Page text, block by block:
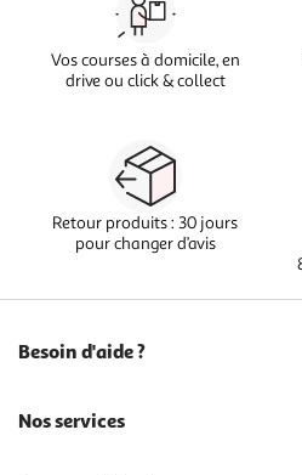
Vos courses à domicile, en
drive ou click & collect
Retour produits : 30 jours
pour changer d’avis
Besoin d'aide ?
Nos services